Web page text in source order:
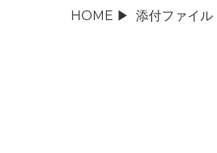
HOME ▶ 添付ファイル